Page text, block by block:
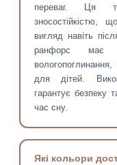
переваг. Ця
зносостійкістю,
вигляд навіть
ранфорс має
для дітей.
гарантує безпеку
час сну.
Які кольори